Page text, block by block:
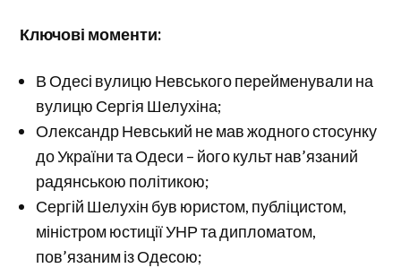
Ключові моменти:
В Одесі вулицю Невського перейменували на
вулицю Сергія Шелухіна;
Олександр Невський не мав жодного стосунку
до України та Одеси – його культ нав’язаний
радянською політикою;
Сергій Шелухін був юристом, публіцистом,
міністром юстиції УНР та дипломатом,
пов’язаним із Одесою;